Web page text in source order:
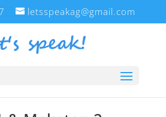
letsspeakag@gmail.com